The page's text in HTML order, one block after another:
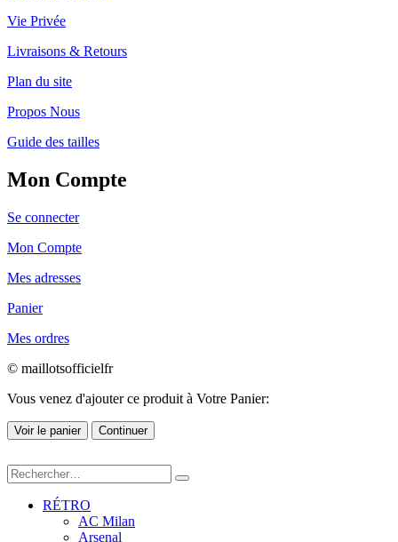
Vie Privée
Livraisons & Retours
Plan du site
Propos Nous
Guide des tailles
Mon Compte
Se connecter
Mon Compte
Mes adresses
Panier
Mes ordres
© maillotsofficielfr
Vous venez d'ajouter ce produit à Votre Panier:
Voir le panier Continuer
RÉTRO
AC Milan
Arsenal